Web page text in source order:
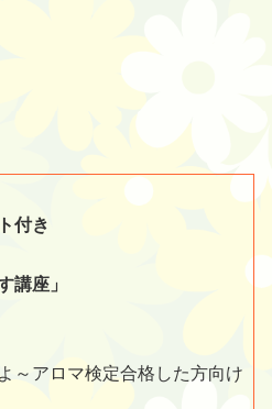
付き
講座」
～アロマ検定合格した方向け